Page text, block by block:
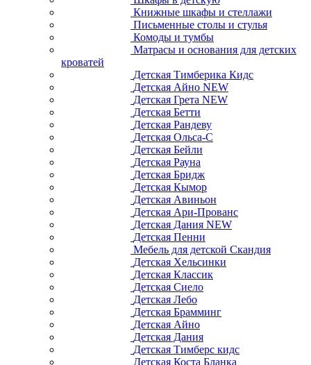
Книжные шкафы и стеллажи
Письменные столы и стулья
Комоды и тумбы
Матрасы и основания для детских
кроватей
Детская Тимберика Кидс
Детская Айно NEW
Детская Грета NEW
Детская Бетти
Детская Рандеву
Детская Ольса-С
Детская Бейли
Детская Рауна
Детская Бридж
Детская Кымор
Детская Авиньон
Детская Ари-Прованс
Детская Дания NEW
Детская Пенни
Мебель для детской Скандия
Детская Хельсинки
Детская Классик
Детская Сиело
Детская Лебо
Детская Брамминг
Детская Айно
Детская Дания
Детская Тимберс кидс
Детская Коста Бланка